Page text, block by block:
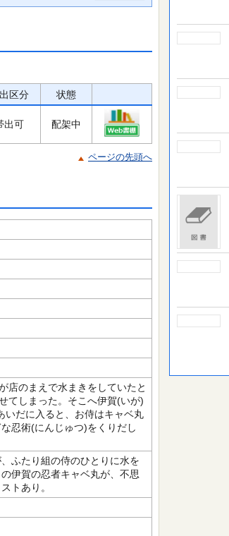
区分 状態
出可 配架中
ページの先頭へ
店のまえで水まきをしていたと
てしまった。そこへ伊賀(いが)
いだに入ると、お侍はキャベ丸
忍術(にんじゅつ)をくりだし
ふたり組の侍のひとりに水を
伊賀の忍者キャベ丸が、不思
トあり。